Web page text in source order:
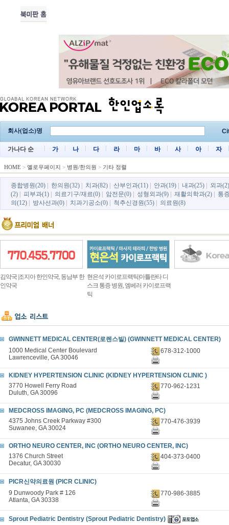
회사(업소)명
가나다 순 가 나 다 라 마 바 사 아 자
HOME > 옐로우페이지 > 병원/한의원 > 기타 정렬
종합병원(20) 한의원(32) 치과(82) 산부인과(11) 안과(19) 내과(25)
외과(2)
(2)
피부과(1) 의료기구/재료(0) 암전문(0) 성형외과(9) 재활의학과(2)
통
의(12)
방사선과(0) 치과기공소(0) 척추신경원(55) 의료원(8)
김약국 |조지아 한인약국, 동남부 한
인약국
현은석 카이로프랙틱|아틀란타 디
스크 통증 병원, 엠베러 카이로프랙
틱
GWINNETT MEDICAL CENTER(로렌스빌) (GWINNETT MEDICAL CENTER)
1000 Medical Center Boulevard
Lawrenceville, GA 30046
678-312-1000
KIDNEY HYPERTENSION CLINIC (KIDNEY HYPERTENSION CLINIC )
3770 Howell Ferry Road
Duluth, GA 30096
770-962-1231
MEDCROSS IMAGING, PC (MEDCROSS IMAGING, PC)
4375 Johns Creek Parkway #300
Suwanee, GA 30024
770-476-3939
ORTHO NEURO CENTER, INC (ORTHO NEURO CENTER, INC)
1376 Church Street
Decatur, GA 30030
404-373-0400
PICR신약의료원 (PICR CLINIC)
9 Dunwoody Park # 126
Atlanta, GA 30338
770-986-3885
Sprout Pediatric Dentistry (Sprout Pediatric Dentistry)